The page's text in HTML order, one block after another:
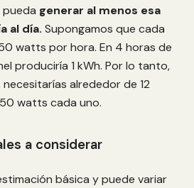
pueda generar al menos esa
al día. Supongamos que cada
watts por hora. En 4 horas de
produciría 1 kWh. Por lo tanto,
necesitarías alrededor de 12
watts cada uno.
a considerar
básica y puede variar